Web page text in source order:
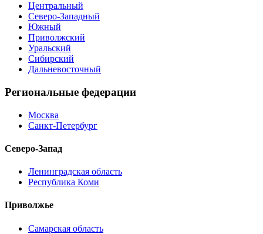
Центральный
Северо-Западный
Южный
Приволжский
Уральский
Сибирский
Дальневосточный
Региональные федерации
Москва
Санкт-Петербург
Северо-Запад
Ленинградская область
Республика Коми
Приволжье
Самарская область